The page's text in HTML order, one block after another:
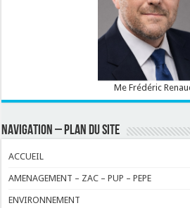
Me Frédéric
NAVIGATION – PLAN DU SITE
ACCUEIL
AMENAGEMENT – ZAC – PUP – PEPE
ENVIRONNEMENT